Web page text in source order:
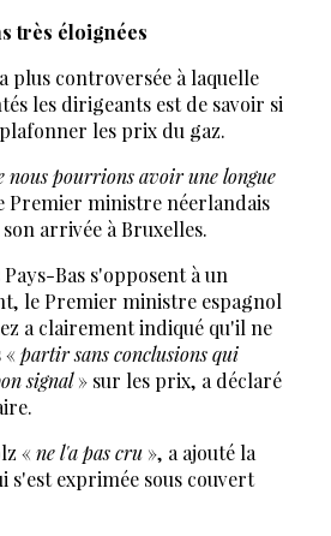
très éloignées
plus controversée à laquelle
les dirigeants est de savoir si
les prix du gaz.
nous pourrions avoir une longue
Premier ministre néerlandais
arrivée à Bruxelles.
Bas s'opposent à un
le Premier ministre espagnol
a clairement indiqué qu'il ne
«partir sans conclusions qui
signal» sur les prix, a déclaré
«ne l'a pas cru», a ajouté la
s'est exprimée sous couvert